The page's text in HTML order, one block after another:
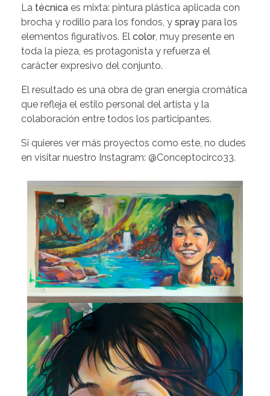
La técnica es mixta: pintura plástica aplicada con
brocha y rodillo para los fondos, y spray para los
elementos figurativos. El color, muy presente en
toda la pieza, es protagonista y refuerza el
carácter expresivo del conjunto.
El resultado es una obra de gran energía cromática
que refleja el estilo personal del artista y la
colaboración entre todos los participantes.
Si quieres ver más proyectos como este, no dudes
en visitar nuestro Instagram: @Conceptocirco33.